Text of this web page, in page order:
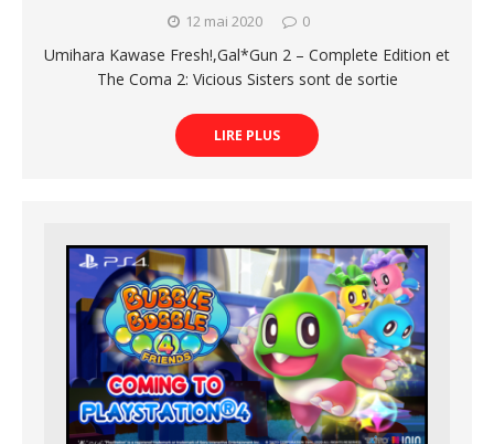
12 mai 2020 0
Umihara Kawase Fresh!,Gal*Gun 2 – Complete Edition et
The Coma 2: Vicious Sisters sont de sortie
LIRE PLUS